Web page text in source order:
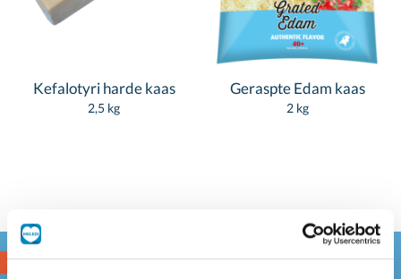
Kefalotyri harde kaas
2,5 kg
Geraspte Edam kaas
2 kg